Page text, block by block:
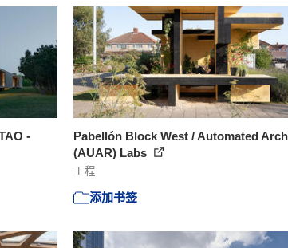
-
Pabellón Block West / Automated
(AUAR) Labs
工程
添加书签